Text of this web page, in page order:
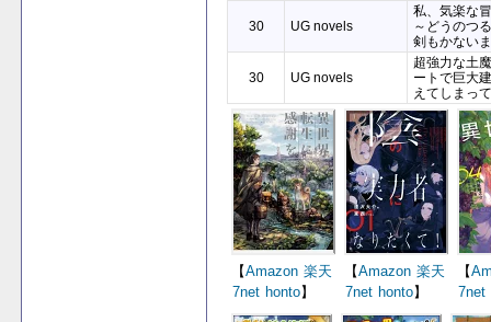
30 UG novels
私、気楽な
～どうのつ
剣もかない
30 UG novels
超強力な土
ートで巨大
えてしまっ
【Amazon 楽天
7net honto】
【Amazon 楽天
7net honto】
【
7net